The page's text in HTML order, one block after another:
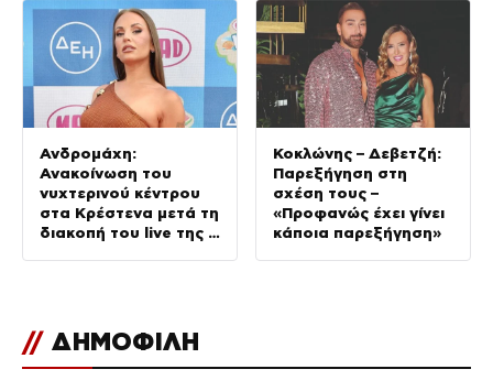
Ανδρομάχη:
Ανακοίνωση του
νυχτερινού κέντρου
στα Κρέστενα μετά τη
διακοπή του live της –
Κοκλώνης – Δεβετζή:
Παρεξήγηση στη
σχέση τους –
«Προφανώς έχει γίνει
κάποια παρεξήγηση»
// ΔΗΜΟΦΙΛΗ